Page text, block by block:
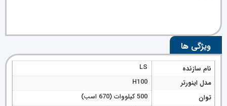
ویژگی ها
نام سازنده
LS
مدل اینورتر
H100
توان
500 کیلووات (670 اسب)